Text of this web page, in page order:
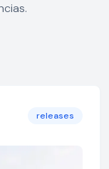
releases